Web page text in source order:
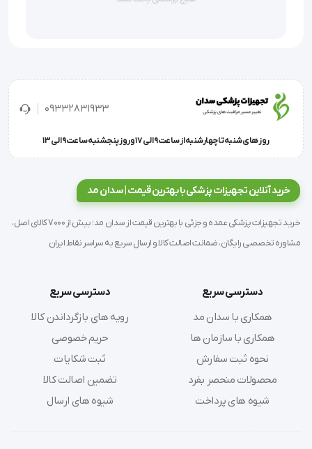
سازگار با انواع ونتيلاتورهاي نوزاد و قابل اتصال به انواع
ونتيلاتورها با استفاده از كانكتورهاي مختص هر دستگاه
داراي دو نوع با چمبر و بدون چمبر
09332831933
روز های شنبه تا چهارشنبه از ساعت 9 الی 17 و روز پنجشنبه ساعت 9 الی 13
خرید آنلاین تجهیزات پزشکی با بهترین قیمت | سدان مد
خرید تجهیزات پزشکی عمده و جزئی با بهترین قیمت از سدان مد؛ بیش از 7000 کالای اصل،
مشاوره تخصصی رایگان، ضمانت اصالت کالا و ارسال سریع به سراسر نقاط ایران
دسترسی سریع
همکاری با سدان مد
همکاری با سازمان ها
نحوه ثبت سفارش
محصولات منحصر بفرد
شیوه های پرداخت
دسترسی سریع
رویه های بازگرداندن کالا
حریم خصوصی
ثبت شکایات
تضمین اصالت کالا
شیوه های ارسال